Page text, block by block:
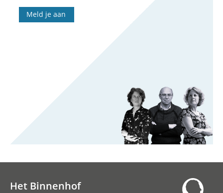
Meld je aan
Het Binnenhof